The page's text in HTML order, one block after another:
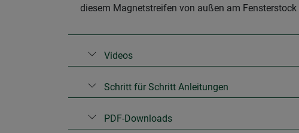
diesem Magnetstreifen von außen am
Videos
Schritt für Schritt Anleitungen
PDF-Downloads